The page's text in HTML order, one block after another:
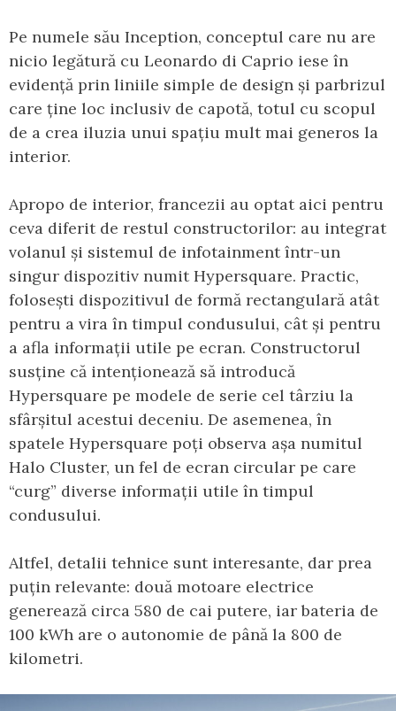
Pe numele său Inception, conceptul care nu are
nicio legătură cu Leonardo di Caprio iese în
evidență prin liniile simple de design și parbrizul
care ține loc inclusiv de capotă, totul cu scopul
de a crea iluzia unui spațiu mult mai generos la
interior.
Apropo de interior, francezii au optat aici pentru
ceva diferit de restul constructorilor: au integrat
volanul și sistemul de infotainment într-un
singur dispozitiv numit Hypersquare. Practic,
folosești dispozitivul de formă rectangulară atât
pentru a vira în timpul condusului, cât și pentru
a afla informații utile pe ecran. Constructorul
susține că intenționează să introducă
Hypersquare pe modele de serie cel târziu la
sfârșitul acestui deceniu. De asemenea, în
spatele Hypersquare poți observa așa numitul
Halo Cluster, un fel de ecran circular pe care
“curg” diverse informații utile în timpul
condusului.
Altfel, detalii tehnice sunt interesante, dar prea
puțin relevante: două motoare electrice
generează circa 580 de cai putere, iar bateria de
100 kWh are o autonomie de până la 800 de
kilometri.